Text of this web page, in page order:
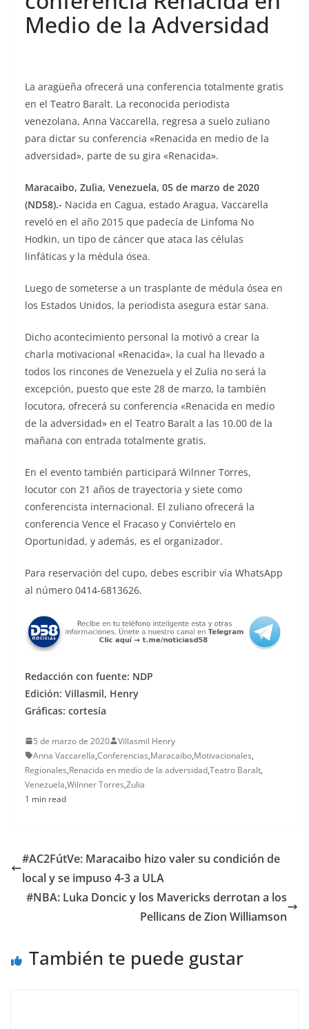
Medio de la Adversidad
La aragüeña ofrecerá una conferencia totalmente gratis
en el Teatro Baralt. La reconocida periodista
venezolana, Anna Vaccarella, regresa a suelo zuliano
para dictar su conferencia «Renacida en medio de la
adversidad», parte de su gira «Renacida».
Maracaibo, Zulia, Venezuela, 05 de marzo de 2020
(ND58).- Nacida en Cagua, estado Aragua, Vaccarella
reveló en el año 2015 que padecía de Linfoma No
Hodkin, un tipo de cáncer que ataca las células
linfáticas y la médula ósea.
Luego de someterse a un trasplante de médula ósea en
los Estados Unidos, la periodista asegura estar sana.
Dicho acontecimiento personal la motivó a crear la
charla motivacional «Renacida», la cual ha llevado a
todos los rincones de Venezuela y el Zulia no será la
excepción, puesto que este 28 de marzo, la también
locutora, ofrecerá su conferencia «Renacida en medio
de la adversidad» en el Teatro Baralt a las 10.00 de la
mañana con entrada totalmente gratis.
En el evento también participará Wilnner Torres,
locutor con 21 años de trayectoria y siete como
conferencista internacional. El zuliano ofrecerá la
conferencia Vence el Fracaso y Conviértelo en
Oportunidad, y además, es el organizador.
Para reservación del cupo, debes escribir vía WhatsApp
al número 0414-6813626.
Redacción con fuente: NDP
Edición: Villasmil, Henry
Gráficas: cortesía
5 de marzo de 2020
Villasmil Henry
Anna Vaccarella,Conferencias,Maracaibo,Motivacionales,
Regionales,Renacida en medio de la adversidad,Teatro Baralt,
Venezuela,Wilnner Torres,Zulia
1 min read
#AC2FútVe: Maracaibo hizo valer su condición de
local y se impuso 4-3 a ULA
#NBA: Luka Doncic y los Mavericks derrotan a los
Pellicans de Zion Williamson
También te puede gustar